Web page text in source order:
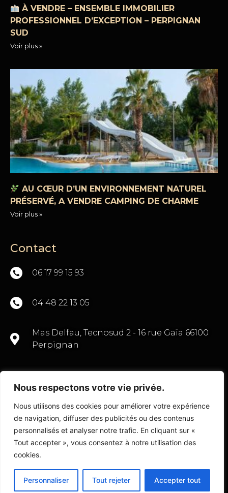
Nous respectons votre vie privée.
Nous utilisons des cookies pour améliorer votre expérience
de navigation, diffuser des publicités ou des contenus
personnalisés et analyser notre trafic. En cliquant sur «
Tout accepter », vous consentez à notre utilisation des
cookies.
Personnaliser Tout rejeter Accepter tout
À VENDRE – ENSEMBLE IMMOBILIER
PROFESSIONNEL D’EXCEPTION – PERPIGNAN
SUD
Voir plus »
AU CŒUR D’UN ENVIRONNEMENT NATUREL
PRÉSERVÉ, A VENDRE CAMPING DE CHARME
Voir plus »
Contact
06 17 99 15 93
04 48 22 13 05
Mas Delfau, Tecnosud 2 - 16 rue Gaïa 66100
Perpignan
CONTACTEZ-NOUS
© Copyright 2022 Transactions Commerce 66
Fait avec par l’Agence D2 Prod